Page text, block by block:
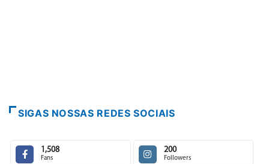
SIGAS NOSSAS REDES SOCIAIS
1,508
Fans
200
Followers